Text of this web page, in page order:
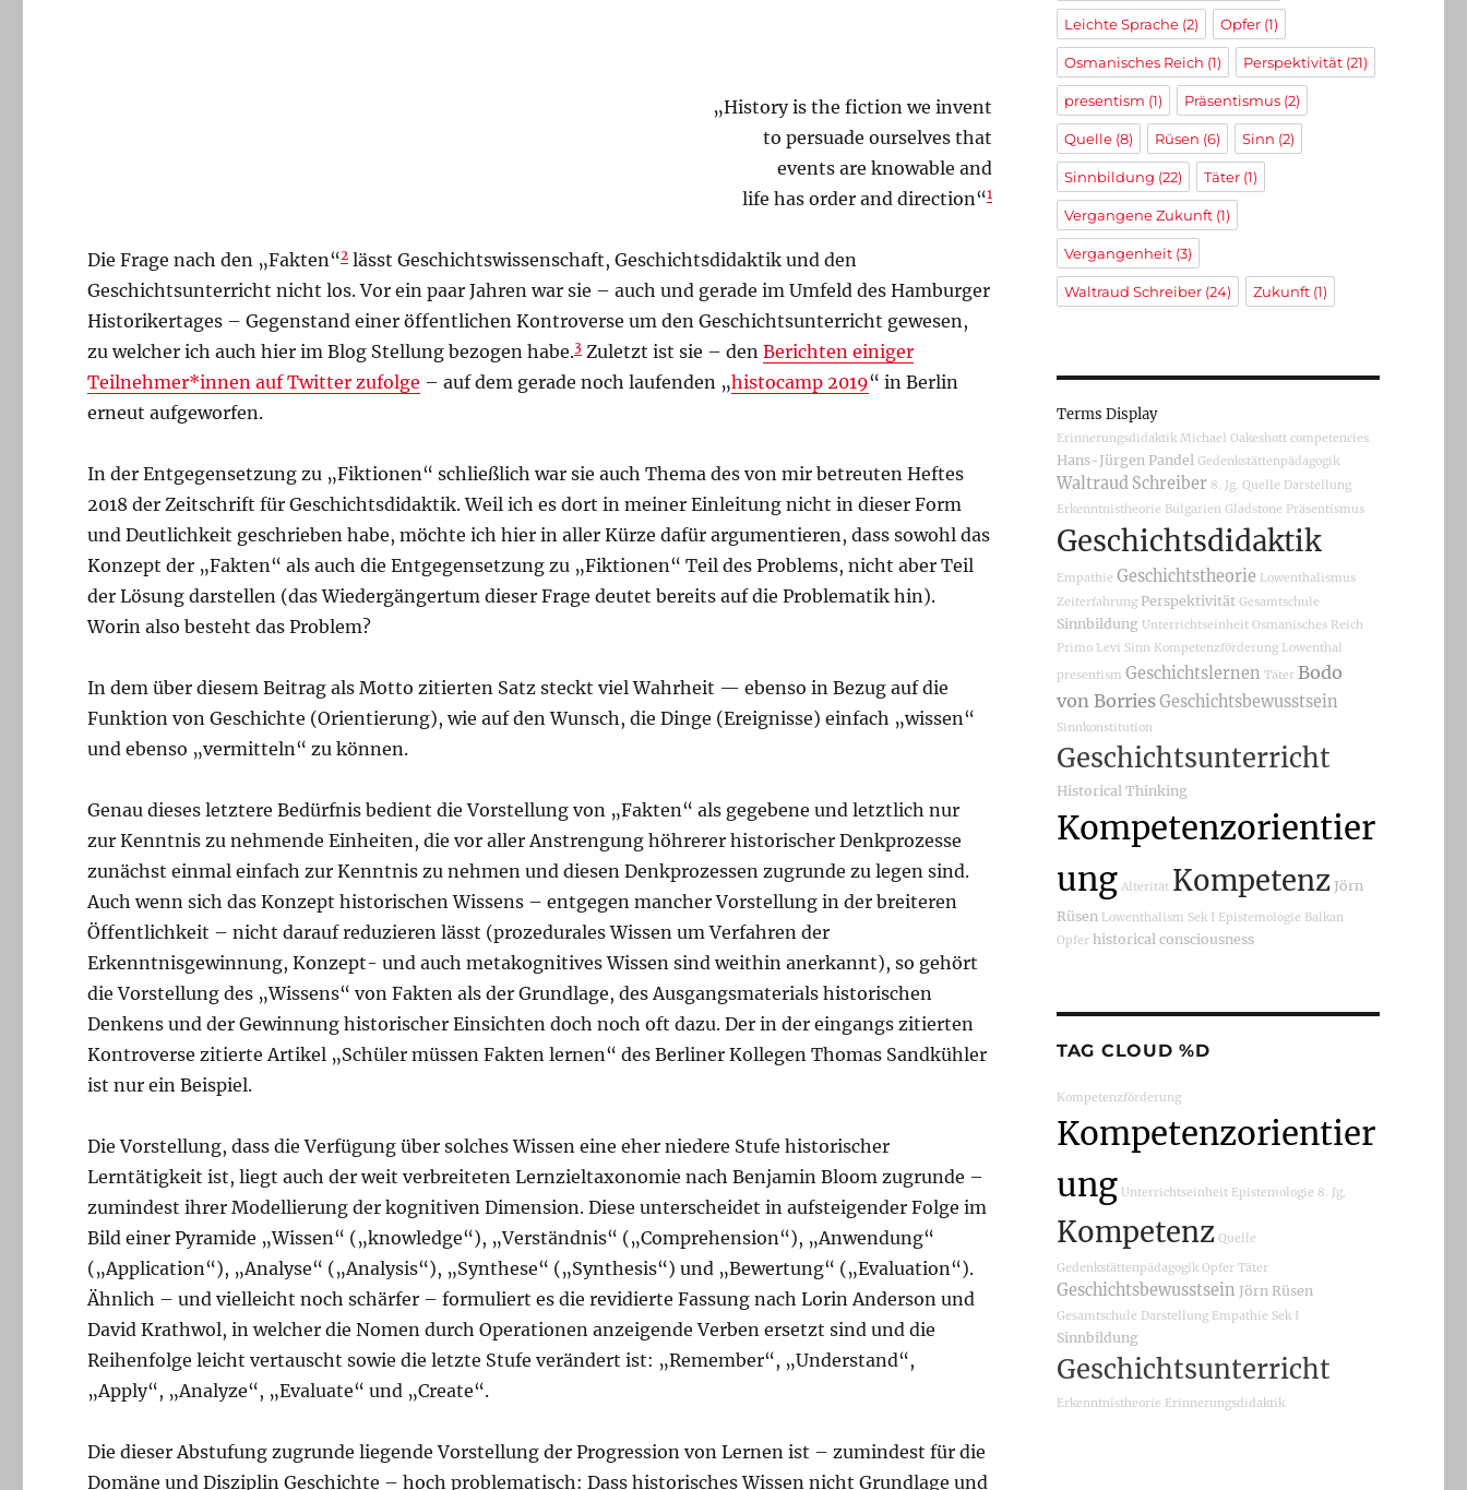
„History is the fiction we invent
to persuade ourselves that
events are knowable and
life has order and direction“1
Die Frage nach den „Fakten“2 lässt Geschichtswissenschaft, Geschichtsdidaktik und den
Geschichtsunterricht nicht los. Vor ein paar Jahren war sie – auch und gerade im Umfeld des Hamburger
Historikertages – Gegenstand einer öffentlichen Kontroverse um den Geschichtsunterricht gewesen,
zu welcher ich auch hier im Blog Stellung bezogen habe.3 Zuletzt ist sie – denBerichten einiger
Teilnehmer*innen auf Twitter zufolge – auf dem gerade noch laufenden „histocamp 2019“ in Berlin
erneut aufgeworfen.
In der Entgegensetzung zu „Fiktionen“ schließlich war sie auch Thema des von mir betreuten Heftes
2018 der Zeitschrift für Geschichtsdidaktik. Weil ich es dort in meiner Einleitung nicht in dieser Form
und Deutlichkeit geschrieben habe, möchte ich hier in aller Kürze dafür argumentieren, dass sowohl das
Konzept der „Fakten“ als auch die Entgegensetzung zu „Fiktionen“ Teil des Problems, nicht aber Teil
der Lösung darstellen (das Wiedergängertum dieser Frage deutet bereits auf die Problematik hin).
Worin also besteht das Problem?
In dem über diesem Beitrag als Motto zitierten Satz steckt viel Wahrheit — ebenso in Bezug auf die
Funktion von Geschichte (Orientierung), wie auf den Wunsch, die Dinge (Ereignisse) einfach „wissen“
und ebenso „vermitteln“ zu können.
Genau dieses letztere Bedürfnis bedient die Vorstellung von „Fakten“ als gegebene und letztlich nur
zur Kenntnis zu nehmende Einheiten, die vor aller Anstrengung höhrerer historischer Denkprozesse
zunächst einmal einfach zur Kenntnis zu nehmen und diesen Denkprozessen zugrunde zu legen sind.
Auch wenn sich das Konzept historischen Wissens – entgegen mancher Vorstellung in der breiteren
Öffentlichkeit – nicht darauf reduzieren lässt (prozedurales Wissen um Verfahren der
Erkenntnisgewinnung, Konzept- und auch metakognitives Wissen sind weithin anerkannt), so gehört
die Vorstellung des „Wissens“ von Fakten als der Grundlage, des Ausgangsmaterials historischen
Denkens und der Gewinnung historischer Einsichten doch noch oft dazu. Der in der eingangs zitierten
Kontroverse zitierte Artikel „Schüler müssen Fakten lernen“ des Berliner Kollegen Thomas Sandkühler
ist nur ein Beispiel.
Die Vorstellung, dass die Verfügung über solches Wissen eine eher niedere Stufe historischer
Lerntätigkeit ist, liegt auch der weit verbreiteten Lernzieltaxonomie nach Benjamin Bloom zugrunde –
zumindest ihrer Modellierung der kognitiven Dimension. Diese unterscheidet in aufsteigender Folge im
Bild einer Pyramide „Wissen“ („knowledge“), „Verständnis“ („Comprehension“), „Anwendung“
(„Application“), „Analyse“ („Analysis“), „Synthese“ („Synthesis“) und „Bewertung“ („Evaluation“).
Ähnlich – und vielleicht noch schärfer – formuliert es die revidierte Fassung nach Lorin Anderson und
David Krathwol, in welcher die Nomen durch Operationen anzeigende Verben ersetzt sind und die
Reihenfolge leicht vertauscht sowie die letzte Stufe verändert ist: „Remember“, „Understand“,
„Apply“, „Analyze“, „Evaluate“ und „Create“.
Die dieser Abstufung zugrunde liegende Vorstellung der Progression von Lernen ist – zumindest für die
Domäne und Disziplin Geschichte – hoch problematisch: Dass historisches Wissen nicht Grundlage und
Leichte Sprache(2) Opfer(1)
Osmanisches Reich (1) Perspektivität(21)
presentism (1) Präsentismus(2)
Quelle(8) Rüsen (6) Sinn (2)
Sinnbildung (22) Täter(1)
Vergangene Zukunft(1)
Vergangenheit(3)
Waltraud Schreiber(24) Zukunft(1)
Terms Display
Erinnerungsdidaktik Michael Oakeshott competencies
Hans-Jürgen Pandel Gedenkstättenpädagogik
Waltraud Schreiber 8. Jg. Quelle Darstellung
Erkenntnistheorie Bulgarien Gladstone Präsentismus
Geschichtsdidaktik
Empathie Geschichtstheorie Lowenthalismus
Zeiterfahrung Perspektivität Gesamtschule
Sinnbildung Unterrichtseinheit Osmanisches Reich
Primo Levi Sinn Kompetenzförderung Lowenthal
presentism Geschichtslernen Täter Bodo
von BorriesGeschichtsbewusstsein
Sinnkonstitution
Geschichtsunterricht
Historical Thinking
Kompetenzorientier
ung Alterität Kompetenz Jörn
Rüsen Lowenthalism Sek I Epistemologie Balkan
Opfer historical consciousness
TAG CLOUD %D
Kompetenzförderung
Kompetenzorientier
ung Unterrichtseinheit Epistemologie 8. Jg.
Kompetenz Quelle
Gedenkstättenpädagogik Opfer Täter
Geschichtsbewusstsein Jörn Rüsen
Gesamtschule Darstellung Empathie Sek I
Sinnbildung
Geschichtsunterricht
Erkenntnistheorie Erinnerungsdidaktik